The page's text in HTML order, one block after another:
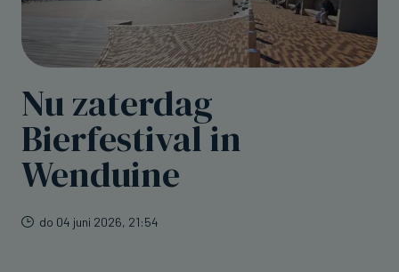
Nu zaterdag
Bierfestival in
Wenduine
do 04 juni 2026, 21:54